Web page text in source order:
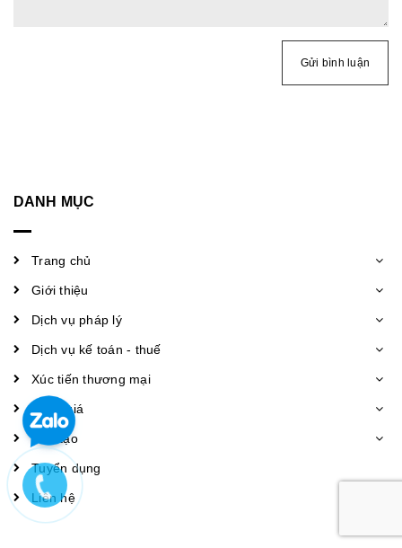
Gửi bình luận
DANH MỤC
Trang chủ
Giới thiệu
Dịch vụ pháp lý
Dịch vụ kế toán - thuế
Xúc tiến thương mại
Bảng giá
Đào tạo
Tuyển dụng
Liên hệ